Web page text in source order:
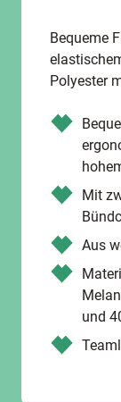
Bequeme
Polyester
Mit
Aus
und